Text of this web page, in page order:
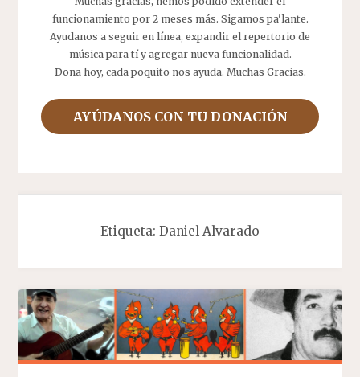
funcionamiento por 2 meses más. Sigamos pa'lante.
Ayudanos a seguir en línea, expandir el repertorio de
música para tí y agregar nueva funcionalidad.
Dona hoy, cada poquito nos ayuda. Muchas Gracias.
AYÚDANOS CON TU DONACIÓN
Etiqueta: Daniel Alvarado